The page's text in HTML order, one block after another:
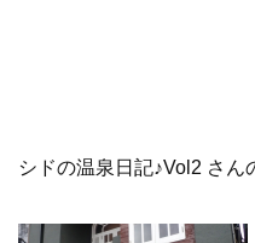
シドの温泉日記♪Vol2 さ